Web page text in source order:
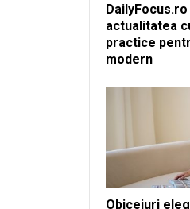
actualitatea
practice
modern
Obiceiuri